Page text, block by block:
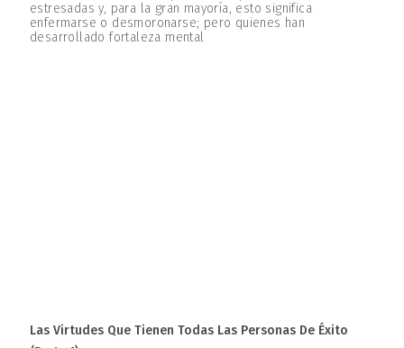
estresadas y, para la gran mayoría, esto significa
enfermarse o desmoronarse; pero quienes han
desarrollado fortaleza mental
Las Virtudes Que Tienen Todas Las Personas De Éxito